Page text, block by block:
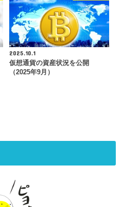
2025.10.1
仮想通貨の資産状況を公開
（2025年9月）